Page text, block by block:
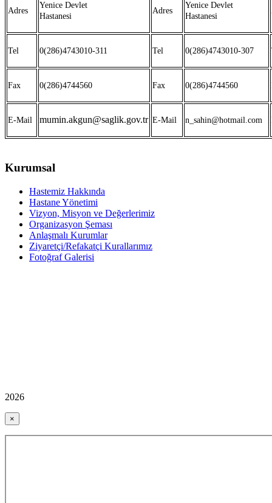
Adres
Yenice Devlet
Hastanesi
Adres
Yenice Devlet
Hastanesi
Tel 0(286)4743010-311 Tel 0(286)4743010-307
Fax 0(286)4744560 Fax 0(286)4744560
E-Mail mumin.akgun@saglik.gov.tr E-Mail n_sahin@hotmail.com
Kurumsal
Hastemiz Hakkında
Hastane Yönetimi
Vizyon, Misyon ve Değerlerimiz
Organizasyon Şeması
Anlaşmalı Kurumlar
Ziyaretçi/Refakatçi Kurallarımız
Fotoğraf Galerisi
2026
×